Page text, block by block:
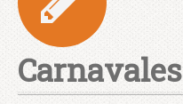
Carnavales